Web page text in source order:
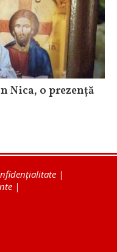
Nica, o prezență
|
|